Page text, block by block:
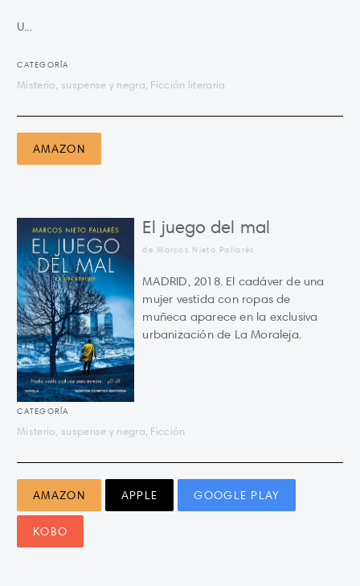
U...
CATEGORÍA
Misterio, suspense y negra, Ficción literaria
AMAZON
El juego del mal
de Marcos Nieto Pallarés
MADRID, 2018. El cadáver de una
mujer vestida con ropas de
muñeca aparece en la exclusiva
urbanización de La Moraleja.
CATEGORÍA
Misterio, suspense y negra, Ficción
AMAZON APPLE GOOGLE PLAY
KOBO